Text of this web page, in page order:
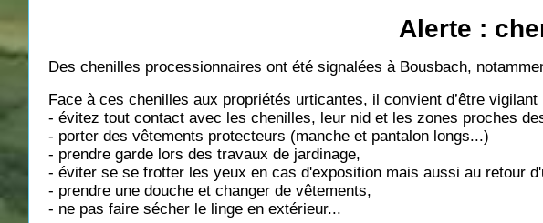
Alerte :
Des chenilles processionnaires ont été signalées à Bousbach,
Face à ces chenilles aux propriétés urticantes, il convient d’être vigilant
- évitez tout contact avec les chenilles, leur nid et les zones proches
- porter des vêtements protecteurs (manche et pantalon longs...)
- prendre garde lors des travaux de jardinage,
- éviter se se frotter les yeux en cas d'exposition mais aussi au retour
- prendre une douche et changer de vêtements,
- ne pas faire sécher le linge en extérieur...